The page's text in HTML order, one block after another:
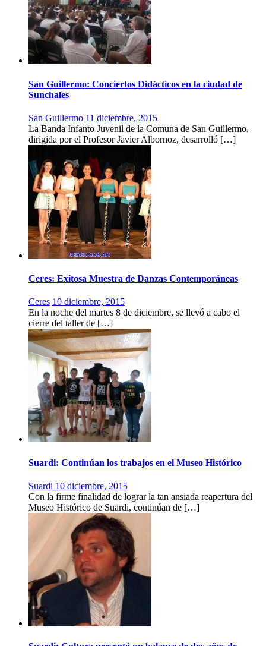
San Guillermo: Conciertos Didácticos en la ciudad de
Sunchales
San Guillermo 11 diciembre, 2015
La Banda Infanto Juvenil de la Comuna de San Guillermo,
dirigida por el Profesor Javier Albornoz, desarrolló […]
Ceres: Exitosa Muestra de Danzas Contemporáneas
Ceres 10 diciembre, 2015
En la noche del martes 8 de diciembre, se llevó a cabo el
cierre del taller de […]
Suardi: Continúan los trabajos en el Museo Histórico
Suardi 10 diciembre, 2015
Con la firme finalidad de lograr la tan ansiada reapertura del
Museo Histórico de Suardi, continúan de […]